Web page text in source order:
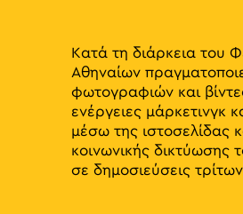
Κατά τη διάρκεια του
Αθηναίων
φωτογραφιών και
ενέργειες μάρκετινγκ
μέσω της ιστοσελίδας
κοινωνικής δικτύωσης
σε δημοσιεύσεις